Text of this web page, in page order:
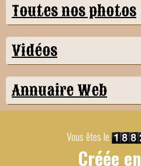
Toutes nos photos
Vidéos
Annuaire Web
Vous êtes le
Créée en